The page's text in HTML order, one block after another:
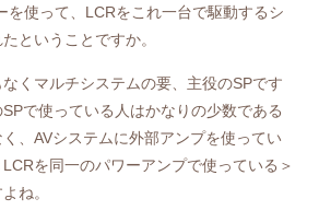
を使って、LCRをこれ一台で駆動するシ
ということですか。
くマルチシステムの要、主役のSPです
で使っている人はかなりの少数である
、AVシステムに外部アンプを使ってい
を同一のパワーアンプで使っている＞
ね。